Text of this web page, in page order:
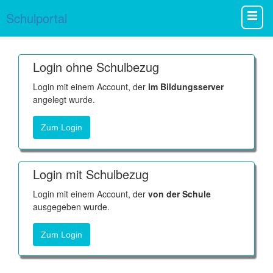
Schulportal
Login ohne Schulbezug
Login mit einem Account, der im Bildungsserver
angelegt wurde.
Zum Login
Login mit Schulbezug
Login mit einem Account, der von der Schule
ausgegeben wurde.
Zum Login